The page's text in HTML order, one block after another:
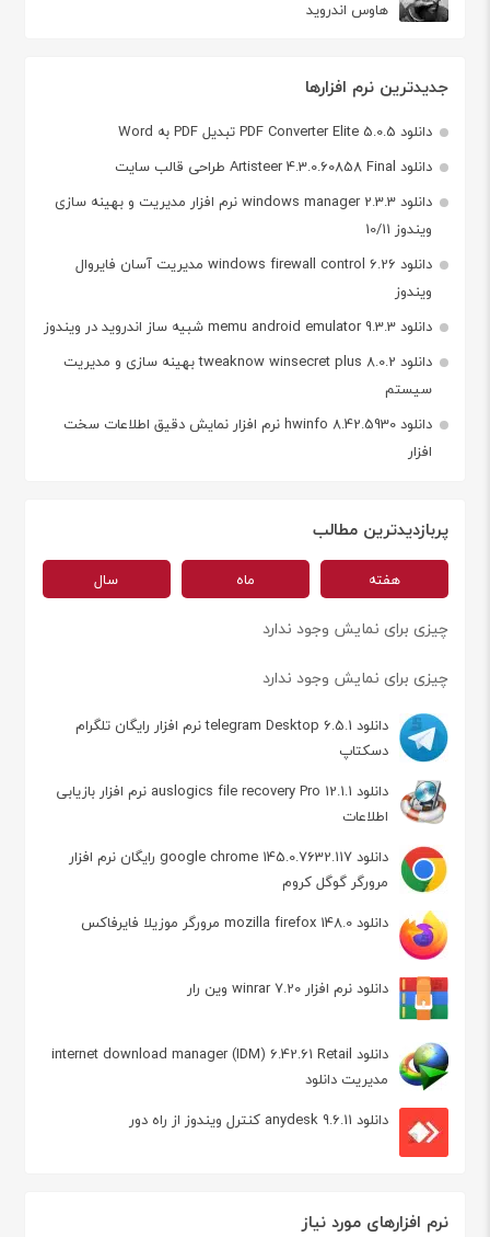
هاوس اندروید
جدیدترین نرم افزارها
دانلود PDF Converter Elite 5.0.5 تبدیل PDF به Word
دانلود Artisteer 4.3.0.60858 Final طراحی قالب سایت
دانلود windows manager 2.3.3 نرم افزار مدیریت و بهینه سازی
ویندوز 10/11
دانلود windows firewall control 6.26 مدیریت آسان فایروال
ویندوز
دانلود memu android emulator 9.3.3 شبیه ساز اندروید در ویندوز
دانلود tweaknow winsecret plus 8.0.2 بهینه سازی و مدیریت
سیستم
دانلود hwinfo 8.42.5930 نرم افزار نمایش دقیق اطلاعات سخت
افزار
پربازدیدترین مطالب
هفته ماه سال
چیزی برای نمایش وجود ندارد
چیزی برای نمایش وجود ندارد
دانلود telegram Desktop 6.5.1 نرم افزار رایگان تلگرام
دسکتاپ
دانلود auslogics file recovery Pro 12.1.1 نرم افزار بازیابی
اطلاعات
دانلود google chrome 145.0.7632.117 رایگان نرم افزار
مرورگر گوگل کروم
دانلود mozilla firefox 148.0 مرورگر موزیلا فایرفاکس
دانلود نرم افزار winrar 7.20 وین رار
دانلود internet download manager (IDM) 6.42.61 Retail
مدیریت دانلود
دانلود anydesk 9.6.11 کنترل ویندوز از راه دور
نرم افزارهای مورد نیاز